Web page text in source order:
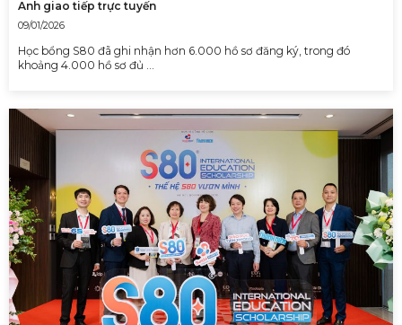
Anh giao tiếp trực tuyến
09/01/2026
Học bổng S80 đã ghi nhận hơn 6.000 hồ sơ đăng ký, trong đó
khoảng 4.000 hồ sơ đủ …